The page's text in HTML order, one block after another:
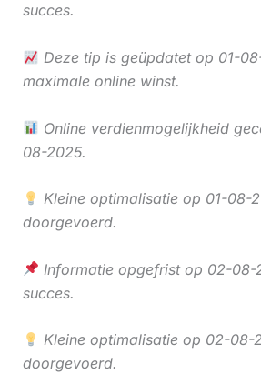
succes.
Deze tip is geüpdatet op 01-
maximale online winst.
Online verdienmogelijkheid
08-2025.
Kleine optimalisatie op 01-08-
doorgevoerd.
Informatie opgefrist op 02-08-
succes.
Kleine optimalisatie op 02-08-
doorgevoerd.